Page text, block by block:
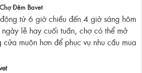
Đêm Bavet
từ 6 giờ chiều đến 4 giờ sáng hôm
lễ hay cuối tuần, chợ có thể mở
muộn hơn để phục vụ nhu cầu mua